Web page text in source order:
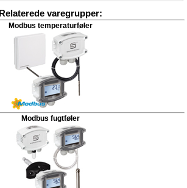
Relaterede varegrupper:
Modbus temperaturføler
Modbus fugtføler